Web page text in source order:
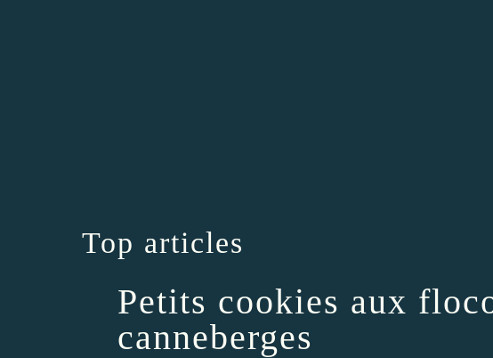
Top articles
Petits cookies aux
canneberges